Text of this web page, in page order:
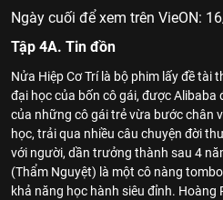
Ngày cuối để xem trên VieON:
Tập 4A. Tin đồn
Nửa Hiệp Cơ Trí là bộ phim lấy đề
đại học của bốn cô gái, được
của những cô gái trẻ vừa bước chân
học, trải qua nhiều câu chuyện đời
với người, dần trưởng thành sau 4
(Thẩm Nguyệt) là một cô nàng
khả năng học hành siêu đỉnh.